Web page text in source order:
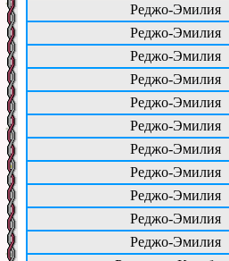
Реджо-Эмилия
Реджо-Эмилия
Реджо-Эмилия
Реджо-Эмилия
Реджо-Эмилия
Реджо-Эмилия
Реджо-Эмилия
Реджо-Эмилия
Реджо-Эмилия
Реджо-Эмилия
Реджо-Эмилия